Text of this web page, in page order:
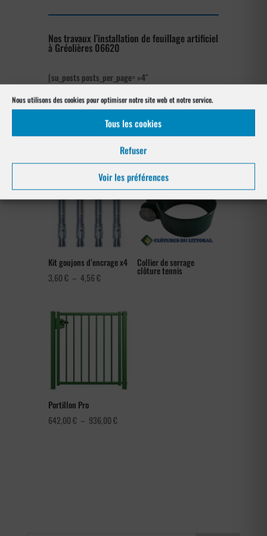
Nous utilisons des cookies pour optimiser notre site web et notre service.
Tous les cookies
Refuser
Voir les préférences
Nos travaux l’installation de feuillage artificiel
à Gréolières 06620
[su_posts posts_per_page= »4″
orderby= »rand »]
Nos références posés
Kit goujons d’encrage x4
3,60€ – 4,56€Plage
3,60 €
Collier de serrage
clôture tennis
Portillon Pro
642,00€ – 936,00€Plage